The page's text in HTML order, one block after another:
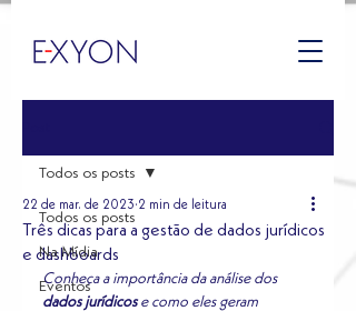
Todos os posts
Na Mídia
Eventos
Todos os posts
Três dicas para a gestão de dados jurídicos
e dashboards
22 de mar. de 2023 2 min de leitura
Conheça a importância da análise dos
dados jurídicos e como eles geram